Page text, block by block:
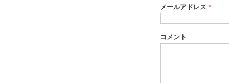
メールアドレス *
コメント